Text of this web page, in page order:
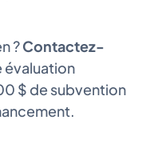
?Contactez-
évaluation
$ de subvention